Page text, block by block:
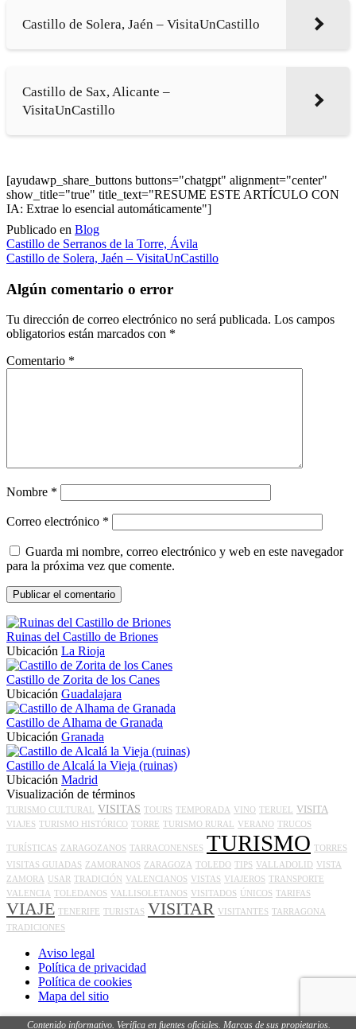
Castillo de Solera, Jaén – VisitaUnCastillo
Castillo de Sax, Alicante –
VisitaUnCastillo
[ayudawp_share_buttons buttons="chatgpt" alignment="center"
show_title="true" title_text="RESUME ESTE ARTÍCULO CON
IA: Extrae lo esencial automáticamente"]
Publicado en Blog
Navegación
de
entradas
Castillo de Serranos de la Torre, Ávila
Castillo de Solera, Jaén – VisitaUnCastillo
Algún comentario o error
Tu dirección de correo electrónico no será publicada. Los campos
obligatorios están marcados con *
Comentario *
Nombre *
Correo electrónico *
Guarda mi nombre, correo electrónico y web en este navegador
para la próxima vez que comente.
Ruinas del Castillo de Briones
Ubicación La Rioja
Castillo de Zorita de los Canes
Ubicación Guadalajara
Castillo de Alhama de Granada
Ubicación Granada
Castillo de Alcalá la Vieja (ruinas)
Ubicación Madrid
Visualización de términos
TURISMO CULTURAL VISITAS TOURS TEMPORADA VINO TERUEL VISITA
VIAJES TURISMO HISTÓRICO TORRE TURISMO RURAL VERANO TRUCOS
TURÍSTICAS ZARAGOZANOS TARRACONENSES TURISMO TORRES
VISITAS GUIADAS ZAMORANOS ZARAGOZA TOLEDO TIPS VALLADOLID VISTA
ZAMORA USAR TRADICIÓN VALENCIANOS VISTAS VIAJEROS TRANSPORTE
VALENCIA TOLEDANOS VALLISOLETANOS VISITADOS ÚNICOS TARIFAS
VIAJE TENERIFE TURISTAS VISITAR VISITANTES TARRAGONA
TRADICIONES
Aviso legal
Política de privacidad
Política de cookies
Mapa del sitio
Inicio>Blog >Castillo de Setenil, Setenil de las Bodegas
Contenido informativo. Verifica en fuentes oficiales. Marcas de sus propietarios.